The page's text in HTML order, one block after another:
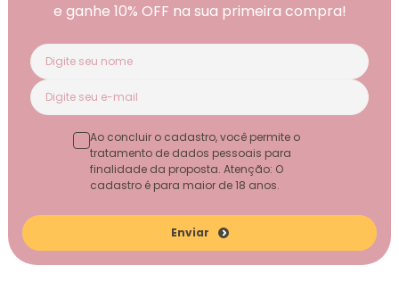
e ganhe 10% OFF na sua primeira compra!
Enviar
Ao concluir o cadastro, você permite o
tratamento de dados pessoais para
finalidade da proposta. Atenção: O
cadastro é para maior de 18 anos.